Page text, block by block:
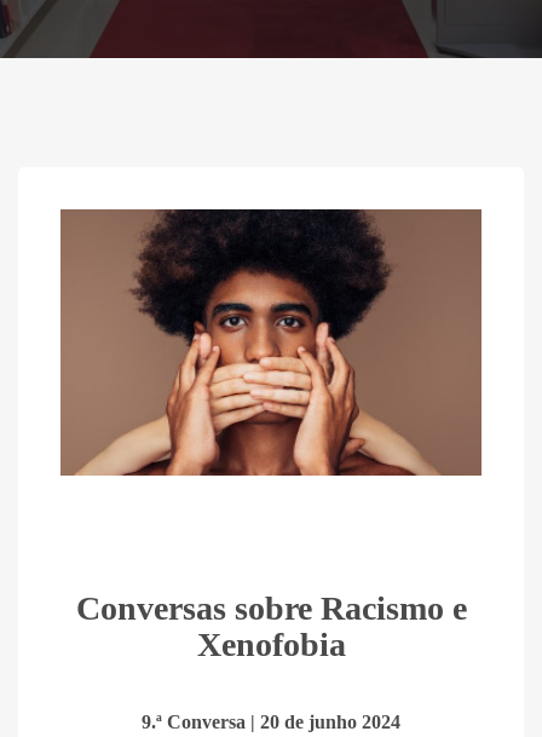
Conversas sobre Racismo e
Xenofobia
9.ª Conversa | 20 de junho 2024